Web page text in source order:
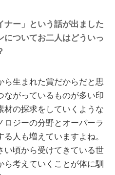
ー」という話が出ました
ついてお二人はどういっ
ら生まれた賞だからだと思
ながっているものが多い印
材の探求をしていくような
ジーの分野とオーバーラ
人も増えていますよね。
い頃から受けてきている世
ら考えていくことが体に馴